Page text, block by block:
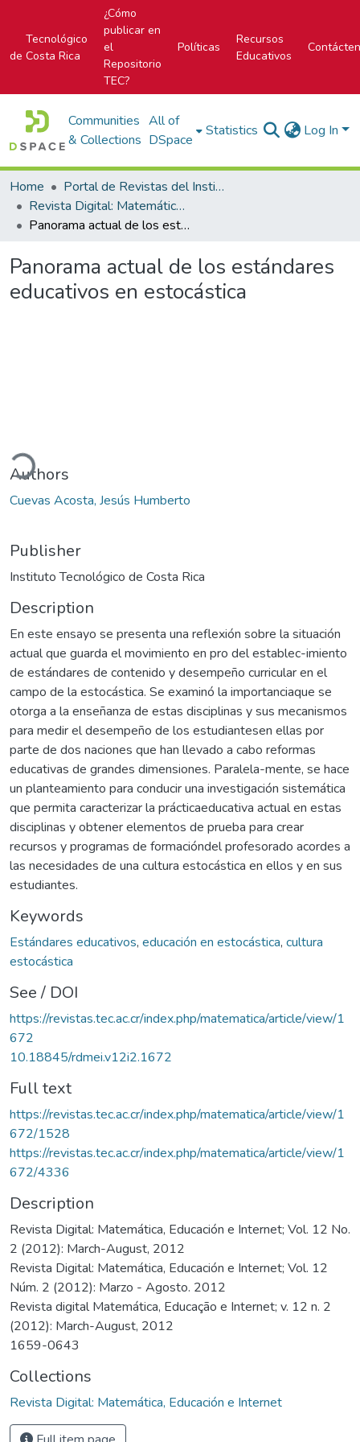
Tecnológico
de Costa Rica
¿Cómo
publicar en
el
Repositorio
TEC?
Políticas
Recursos
Educativos
Communities
& Collections
All of
DSpace
Statistics Log In
Home
Portal de Revistas del Instituto Tecnológico de Costa Rica
Revista Digital: Matemática, Educación e Internet
Panorama actual de los estándares educativos en estocástica
Panorama actual de los estándares
educativos en estocástica
Authors
Cuevas Acosta, Jesús Humberto
Publisher
Instituto Tecnológico de Costa Rica
Description
En este ensayo se presenta una reflexión sobre la situación
actual que guarda el movimiento en pro del establec-imiento
de estándares de contenido y desempeño curricular en el
campo de la estocástica. Se examinó la importanciaque se
otorga a la enseñanza de estas disciplinas y sus mecanismos
para medir el desempeño de los estudiantesen ellas por
parte de dos naciones que han llevado a cabo reformas
educativas de grandes dimensiones. Paralela-mente, se hace
un planteamiento para conducir una investigación sistemática
que permita caracterizar la prácticaeducativa actual en estas
disciplinas y obtener elementos de prueba para crear
recursos y programas de formacióndel profesorado acordes a
las necesidades de una cultura estocástica en ellos y en sus
estudiantes.
Keywords
Estándares educativos, educación en estocástica, cultura
estocástica
See / DOI
https://revistas.tec.ac.cr/index.php/matematica/article/view/1
672
10.18845/rdmei.v12i2.1672
Full text
https://revistas.tec.ac.cr/index.php/matematica/article/view/1
672/1528
https://revistas.tec.ac.cr/index.php/matematica/article/view/1
672/4336
Description
Revista Digital: Matemática, Educación e Internet; Vol. 12 No.
2 (2012): March-August, 2012
Revista Digital: Matemática, Educación e Internet; Vol. 12
Núm. 2 (2012): Marzo - Agosto. 2012
Revista digital Matemática, Educação e Internet; v. 12 n. 2
(2012): March-August, 2012
1659-0643
Collections
Revista Digital: Matemática, Educación e Internet